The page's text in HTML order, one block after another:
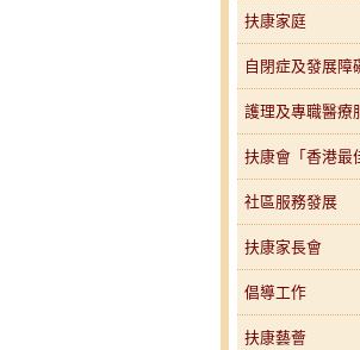
扶康家庭
自閉症及發展障
護理及專職醫療
扶康會「香港最
社區服務發展
扶康家長會
倡導工作
扶康藝薈